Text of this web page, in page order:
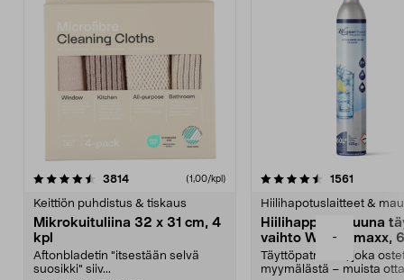
-
3814arvostelut (1,00/kpl)
Keittiön puhdistus & tiskaus
Mikrokuituliina 32 x 31 cm, 4
kpl
Aftonbladetin "itsestään selvä
suosikki" siiv...
4.5viidestä
1561
Hiilihapotuslaitteet &
Hiilihappopatruuna
vaihto Wassermaxx,
Täyttöpatruuna, joka
myymälästä – muista
4.5viidestä